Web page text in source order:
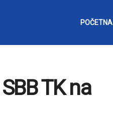
POČETNA
TK na